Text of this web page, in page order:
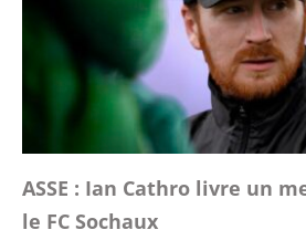
ASSE : Ian Cathro livre un
le FC Sochaux